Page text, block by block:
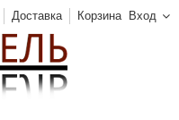
Вход
Доставка Корзина